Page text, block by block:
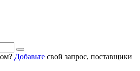
Добавьте свой запрос, поставщики